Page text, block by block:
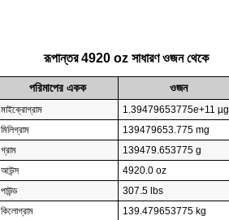
রূপান্তর 4920 oz সাধারণ ওজন থেকে
পরিমাপের একক ওজন
মাইক্রোগ্রাম
1.39479653775e+11 µg
মিলিগ্রাম
139479653.775 mg
গ্রাম
139479.653775 g
আউন্স
4920.0 oz
পাউন্ড
307.5 lbs
কিলোগ্রাম
139.479653775 kg